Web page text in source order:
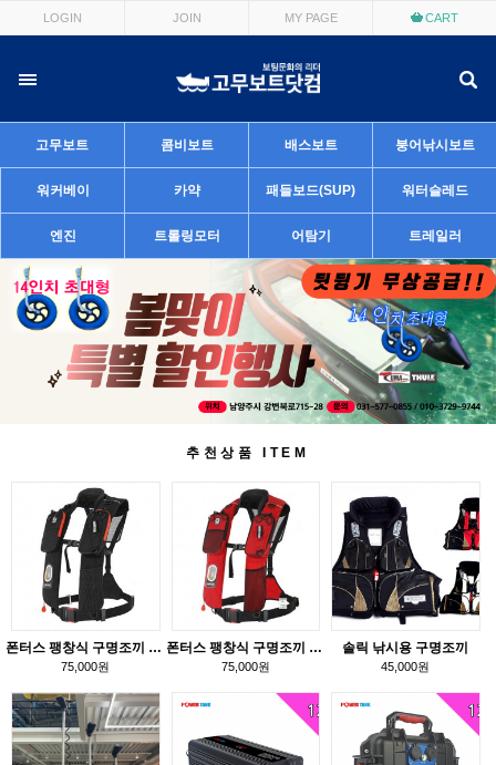
LOGIN JOIN MY PAGE CART
고무보트 콤비보트 배스보트 붕어낚시보트
워커베이 카약 패들보드(SUP) 워터슬레드
엔진 트롤링모터 어탐기 트레일러
추천상품 ITEM
폰터스 팽창식 구명조끼 PL-8500
75,000원
폰터스 팽창식 구명조끼 PL-8600
75,000원
솔릭 낚시용 구명조끼
45,000원